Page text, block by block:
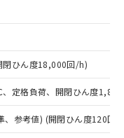
閉ひん度18,000回/h)
定格負荷、開閉ひん度
、参考値) (開閉ひん度120回/
当社販売拠
」をご確認
結果を当社の
漏洩または開
す。
スト作成サー
には、I-Web
ている必要が
閾値を超える意
す。
より、予定
すべてが基
。
いて有害物
刻な影響を
部門へお問
たはその他
装置等に一切
者に販売する
3の内容を当
また当社は、
る関係者が違
る場合は、取
状況につ
取引先、ま
ロン制御
売員にご確
庫状況の
い機種